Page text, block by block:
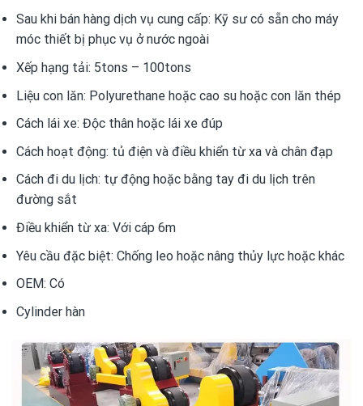
Sau khi bán hàng dịch vụ cung cấp: Kỹ sư có sẵn cho máy
móc thiết bị phục vụ ở nước ngoài
Xếp hạng tải: 5tons – 100tons
Liệu con lăn: Polyurethane hoặc cao su hoặc con lăn thép
Cách lái xe: Độc thân hoặc lái xe đúp
Cách hoạt động: tủ điện và điều khiển từ xa và chân đạp
Cách đi du lịch: tự động hoặc bằng tay đi du lịch trên
đường sắt
Điều khiển từ xa: Với cáp 6m
Yêu cầu đặc biệt: Chống leo hoặc nâng thủy lực hoặc khác
OEM: Có
Cylinder hàn